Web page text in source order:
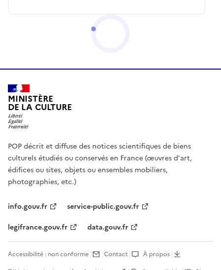
MINISTÈRE
DE LA CULTURE
POP décrit et diffuse des notices scientifiques de biens
culturels étudiés ou conservés en France (œuvres d'art,
édifices ou sites, objets ou ensembles mobiliers,
photographies, etc.)
info.gouv.fr
service-public.gouv.fr
legifrance.gouv.fr
data.gouv.fr
Accessibilité : non conforme Contact
À propos